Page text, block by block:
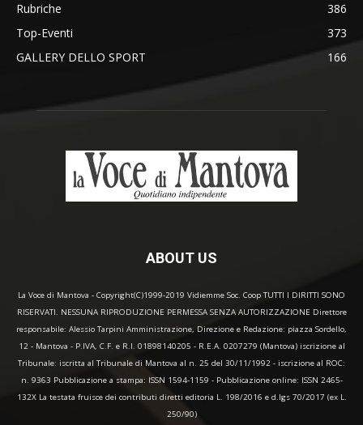
Rubriche
386
Top-Eventi
373
GALLERY DELLO SPORT
166
ABOUT US
La Voce di Mantova - Copyright(C)1999-2019 Vidiemme Soc. Coop TUTTI I DIRITTI SONO
RISERVATI. NESSUNA RIPRODUZIONE PERMESSA SENZA AUTORIZZAZIONE Direttore
responsabile: Alessio Tarpini Amministrazione, Direzione e Redazione: piazza Sordello,
12 - Mantova - P.IVA, C.F. e R.I. 01898140205 - R.E.A. 0207279 (Mantova) iscrizione al
Tribunale: iscritta al Tribunale di Mantova al n. 25 del 30/11/1992 - iscrizione al ROC:
n. 9363 Pubblicazione a stampa: ISSN 1594-1159 - Pubblicazione online: ISSN 2465-
132X La testata fruisce dei contributi diretti editoria L. 198/2016 e d.lgs 70/2017 (ex L.
250/90)